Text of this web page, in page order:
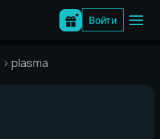
Войти
plasma